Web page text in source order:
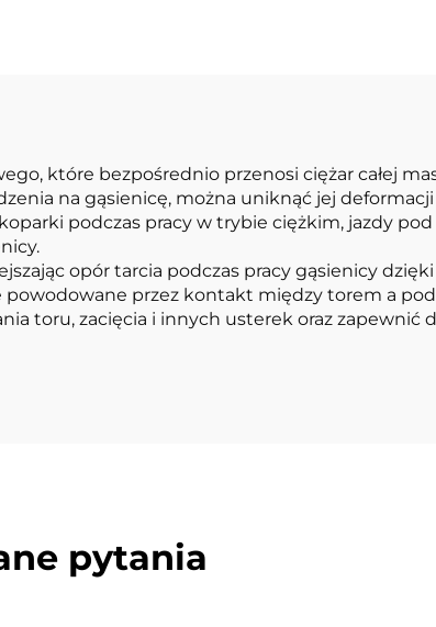
które bezpośrednio przenosi ciężar całej
na gąsienicę, można uniknąć jej
podczas pracy w trybie ciężkim, jazdy pod
opór tarcia podczas pracy gąsienicy
przez kontakt między torem a
toru, zacięcia i innych usterek oraz zapewnić
pytania